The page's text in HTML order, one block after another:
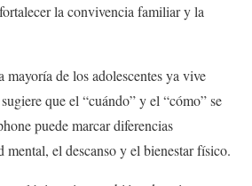
la convivencia familiar y la
de los adolescentes ya vive
que el “cuándo” y el “cómo” se
puede marcar diferencias
mental, el descanso y el bienestar físico.